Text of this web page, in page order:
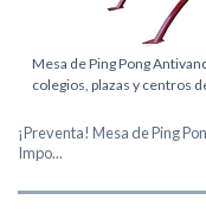
Mesa de Ping Pong
colegios, plazas y centros
¡Preventa! Mesa de Ping
Impo...